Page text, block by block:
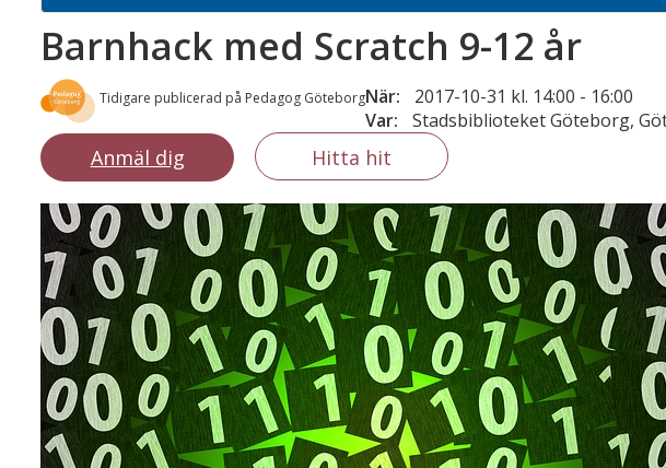
Barnhack med Scratch 9-12 år
Tidigare publicerad på Pedagog GöteborgNär: 2017-10-31 kl. 14:00 - 16:00
Var:
Stadsbiblioteket Göteborg,
Anmäl dig Hitta hit